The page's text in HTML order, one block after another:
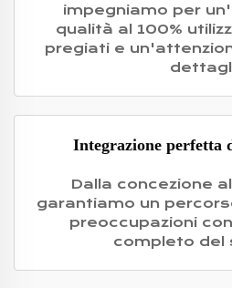
impegniamo per
qualità al 100%
pregiati e
Integrazione perfetta
Dalla concezione
garantiamo un
preoccupazioni
completo del